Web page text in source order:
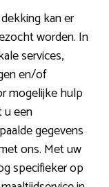
kan er
worden. In
services,
en/of
mogelijke hulp
u een
gegevens
ons. Met uw
specifieker op